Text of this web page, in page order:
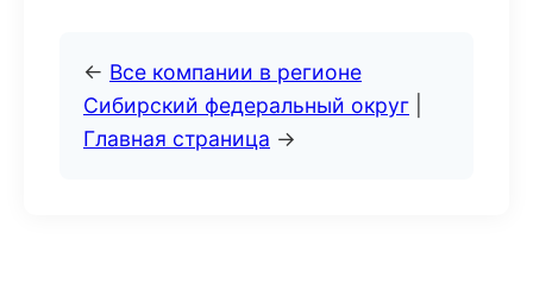
← Все компании в регионе
Сибирский федеральный округ
Главная страница →